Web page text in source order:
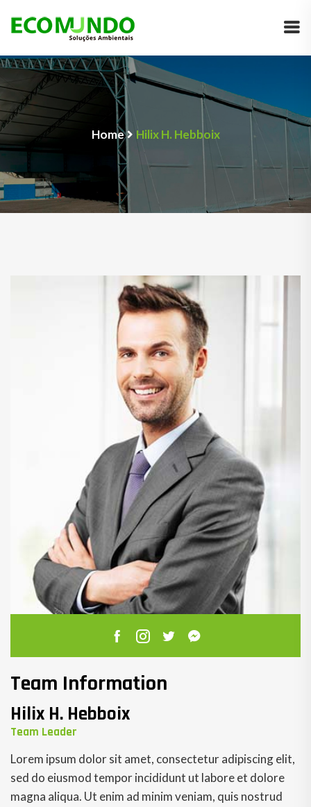
Home Hilix H. Hebboix
Team Information
Hilix H. Hebboix
Team Leader
Lorem ipsum dolor sit amet, consectetur adipiscing elit,
sed do eiusmod tempor incididunt ut labore et dolore
magna aliqua. Ut enim ad minim veniam, quis nostrud